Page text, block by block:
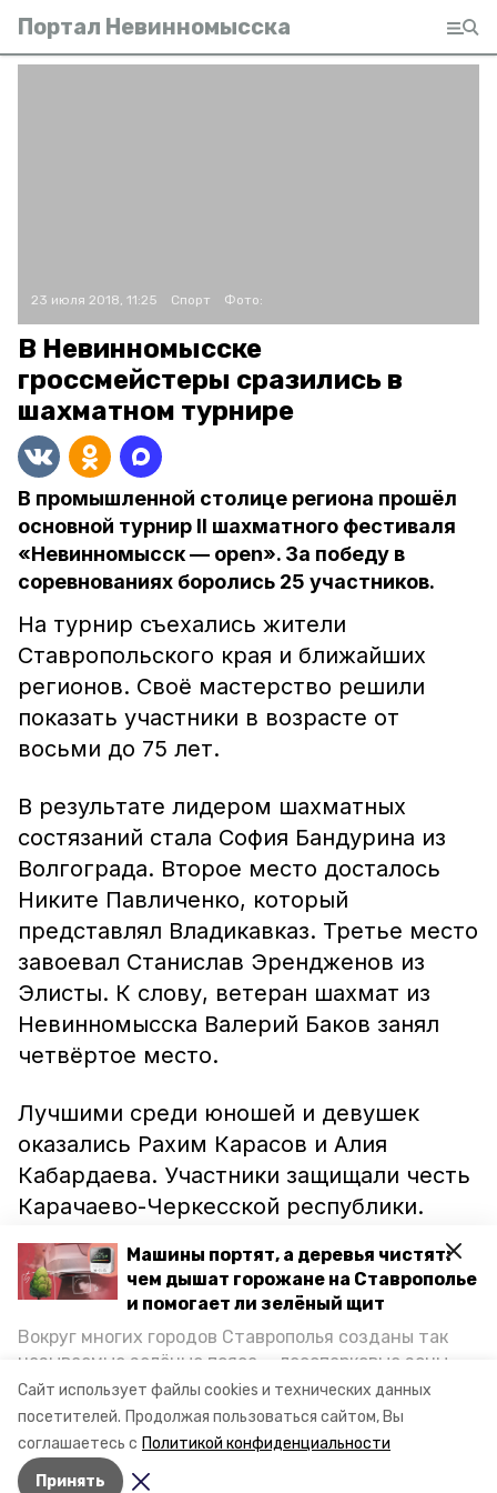
Сайт использует файлы cookies и технических данных
посетителей. Продолжая пользоваться сайтом, Вы
соглашаетесь с Политикой конфиденциальности
Принять
Машины портят, а деревья чистят:
чем дышат горожане на Ставрополье
и помогает ли зелёный щит
Вокруг многих городов Ставрополья созданы так
называемые зелёные пояса — лесопарковые зоны,
снижающие негативное воздействие выхлопных
газов на атмосферу. Справляются ли они с
постоянно растущим потоком автотранспорта и
каким воздухом дышат жители края, узнала
корреспондент «Победы26».
Портал Невинномысска
23 июля 2018, 11:25 Спорт Фото:
В Невинномысске
гроссмейстеры сразились в
шахматном турнире
В промышленной столице региона прошёл
основной турнир II шахматного фестиваля
«Невинномысск — open». За победу в
соревнованиях боролись 25 участников.
На турнир съехались жители
Ставропольского края и ближайших
регионов. Своё мастерство решили
показать участники в возрасте от
восьми до 75 лет.
В результате лидером шахматных
состязаний стала София Бандурина из
Волгограда. Второе место досталось
Никите Павличенко, который
представлял Владикавказ. Третье место
завоевал Станислав Эрендженов из
Элисты. К слову, ветеран шахмат из
Невинномысска Валерий Баков занял
четвёртое место.
Лучшими среди юношей и девушек
оказались Рахим Карасов и Алия
Кабардаева. Участники защищали честь
Карачаево-Черкесской республики.
Победителям вручили грамоты, медали
и денежные призы.
Ранее сообщалось, что невинномысские
шахматистыпривезлинаграды из
Волгограда.
Авторы: Сталина Лесь-Нелина